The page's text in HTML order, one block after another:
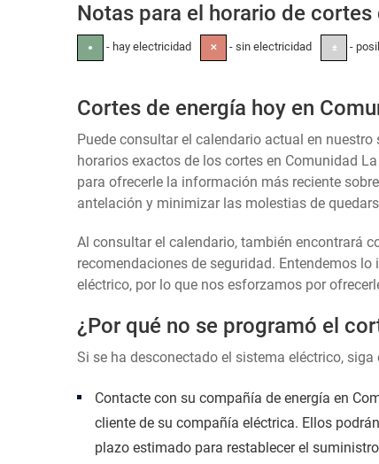
Notas para el horario de
● - hay electricidad ✕ - sin electricidad ± -
Cortes de energía hoy en
Puede consultar el calendario actual en
horarios exactos de los cortes en Comunidad
para ofrecerle la información más reciente
antelación y minimizar las molestias de
Al consultar el calendario, también encontrará
recomendaciones de seguridad. Entendemos
eléctrico, por lo que nos esforzamos por
¿Por qué no se programó el
Si se ha desconectado el sistema eléctrico, siga
Contacte con su compañía de energía en
cliente de su compañía eléctrica. Ellos
plazo estimado para restablecer el